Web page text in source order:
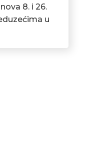
8. i 26.
u